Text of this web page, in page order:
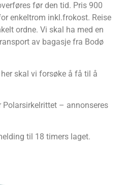
før den tid. Pris 900
enkeltrom inkl.frokost. Reise
ordne. Vi skal ha med en
av bagasje fra Bodø
skal vi forsøke å få til å
– annonseres
til 18 timers laget.